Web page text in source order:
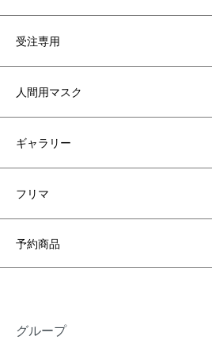
受注専用
人間用マスク
ギャラリー
フリマ
予約商品
グループ